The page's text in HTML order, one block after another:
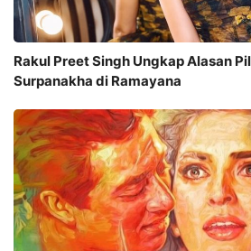
Rakul Preet Singh Ungkap Alasan
Surpanakha di Ramayana